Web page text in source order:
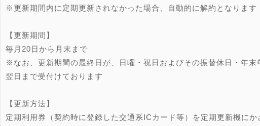
※更新期間内に定期更新されなかった場合、自動的に解約となります
【更新期間】
毎月20日から月末まで
※なお、更新期間の最終日が、日曜・祝日およびその振替休日・年
翌日まで受付けております
【更新方法】
定期利用券（契約時に登録した交通系ICカード等）を定期更新機に